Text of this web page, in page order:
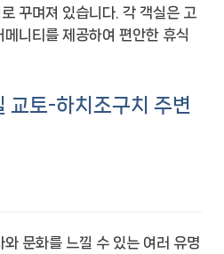
꾸며져 있습니다. 각 객실은 고
니티를 제공하여 편안한 휴식
교토-하치조구치 주변
문화를 느낄 수 있는 여러 유명